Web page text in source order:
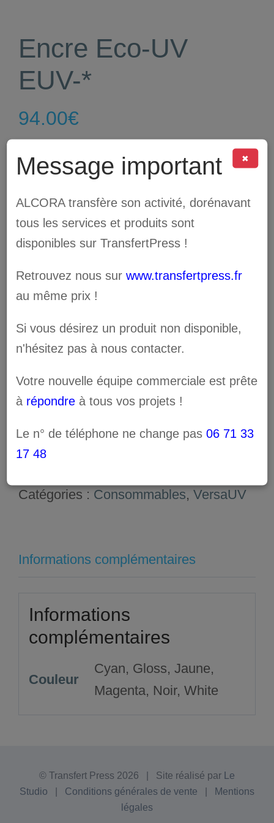
Encre Eco-UV
EUV-*
94.00€
Encre EUV-* Eco-
UV 220cc
Couleur
quantité
de
Eco-
EUV-
Catégories : Consommables, VersaUV
Informations complémentaires
Informations
complémentaires
Couleur
Cyan, Gloss, Jaune,
Magenta, Noir, White
© Transfert Press 2026 | Site réalisé par
Le
Studio
Conditions générales de vente
Mentions
légales
✖
Message important
ALCORA transfère son activité, dorénavant
tous les services et produits sont
disponibles sur TransfertPress !
Retrouvez nous surwww.transfertpress.fr
au même prix !
Si vous désirez un produit non disponible,
n'hésitez pas à nous contacter.
Votre nouvelle équipe commerciale est prête
à répondre à tous vos projets !
Le n° de téléphone ne change pas06 71 33
17 48